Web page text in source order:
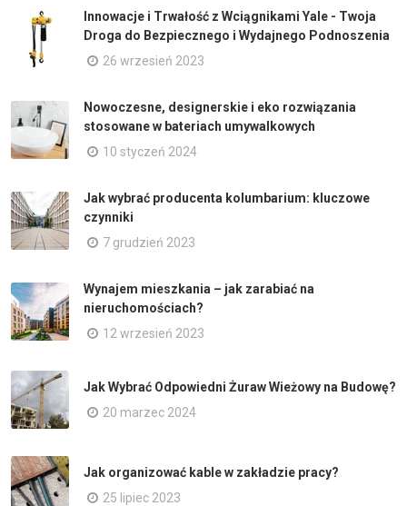
Innowacje i Trwałość z Wciągnikami Yale - Twoja
Droga do Bezpiecznego i Wydajnego Podnoszenia
26 wrzesień 2023
Nowoczesne, designerskie i eko rozwiązania
stosowane w bateriach umywalkowych
10 styczeń 2024
Jak wybrać producenta kolumbarium: kluczowe
czynniki
7 grudzień 2023
Wynajem mieszkania – jak zarabiać na
nieruchomościach?
12 wrzesień 2023
Jak Wybrać Odpowiedni Żuraw Wieżowy na Budowę?
20 marzec 2024
Jak organizować kable w zakładzie pracy?
25 lipiec 2023